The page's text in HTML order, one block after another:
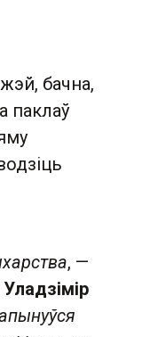
бачна,
паклаў
, —
Уладзімір